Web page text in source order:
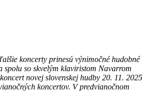
koncerty prinesú výnimočné hudobné
so skvelým klaviristom Navarrom
novej slovenskej hudby 20. 11. 2025
koncertov. V predvianočnom